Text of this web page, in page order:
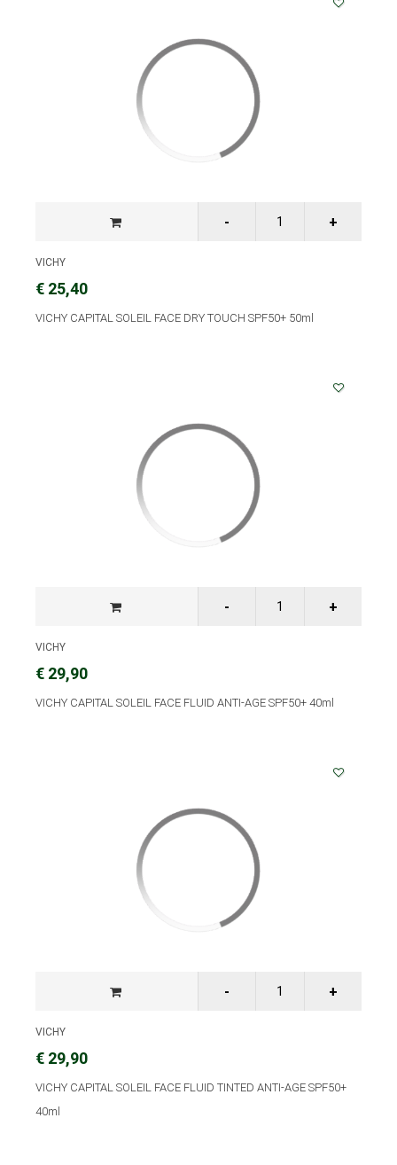
VICHY
€ 25,40
VICHY CAPITAL SOLEIL FACE DRY TOUCH SPF50+ 50ml
VICHY
€ 29,90
VICHY CAPITAL SOLEIL FACE FLUID ANTI-AGE SPF50+ 40ml
VICHY
€ 29,90
VICHY CAPITAL SOLEIL FACE FLUID TINTED ANTI-AGE SPF50+
40ml